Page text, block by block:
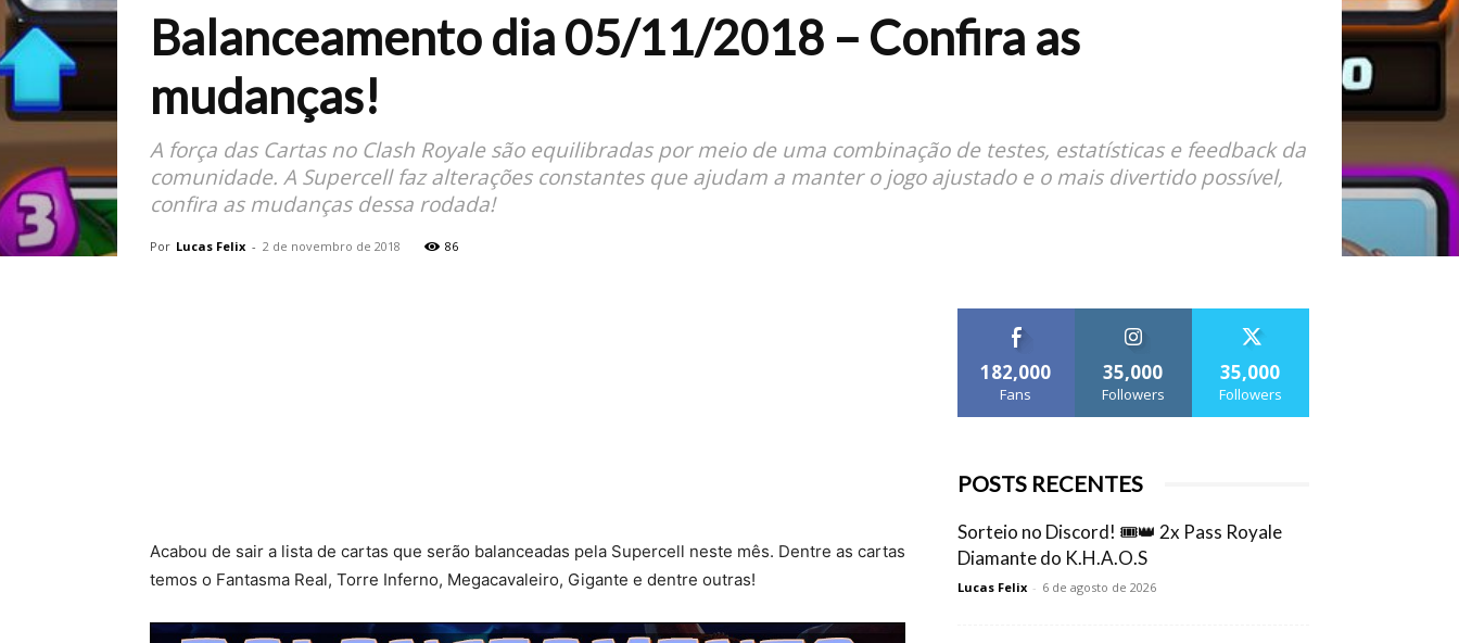
Balanceamento dia 05/11/2018 – Confira as
mudanças!
A força das Cartas no Clash Royale são equilibradas por meio de uma combinação de testes, estatísticas e feedback da
comunidade. A Supercell faz alterações constantes que ajudam a manter o jogo ajustado e o mais divertido possível,
confira as mudanças dessa rodada!
Por Lucas Felix - 2 de novembro de 2018 86
Acabou de sair a lista de cartas que serão balanceadas pela Supercell neste mês. Dentre as cartas
temos o Fantasma Real, Torre Inferno, Megacavaleiro, Gigante e dentre outras!
182,000
Fans
35,000
Followers
35,000
Followers
POSTS RECENTES
Sorteio no Discord! 🎟️👑 2x Pass Royale
Diamante do K.H.A.O.S
Lucas Felix - 6 de agosto de 2026